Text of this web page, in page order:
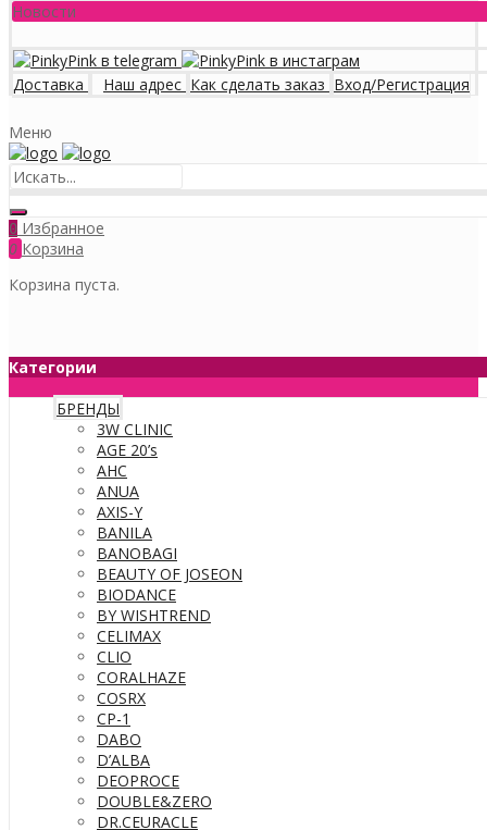
Новости
Доставка Наш адрес Как сделать заказ Вход/Регистрация
Меню
0 Избранное
0 Корзина
Корзина пуста.
Категории
БРЕНДЫ
3W CLINIC
AGE 20’s
AHC
ANUA
AXIS-Y
BANILA
BANOBAGI
BEAUTY OF JOSEON
BIODANCE
BY WISHTREND
CELIMAX
CLIO
CORALHAZE
COSRX
CP-1
DABO
D’ALBA
DEOPROCE
DOUBLE&ZERO
DR.CEURACLE